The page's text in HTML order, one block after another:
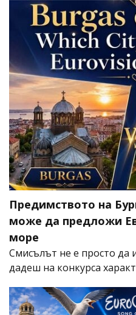
Предимството на
може да предложи
море
Смисълът не е просто да
дадеш на конкурса